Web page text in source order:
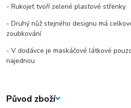
- Rukojeť tvoří zelené plastové střenky
- Druhý nůž stejného designu má
zoubkování
- V dodávce je maskáčové látkové
najednou
Původ zboží